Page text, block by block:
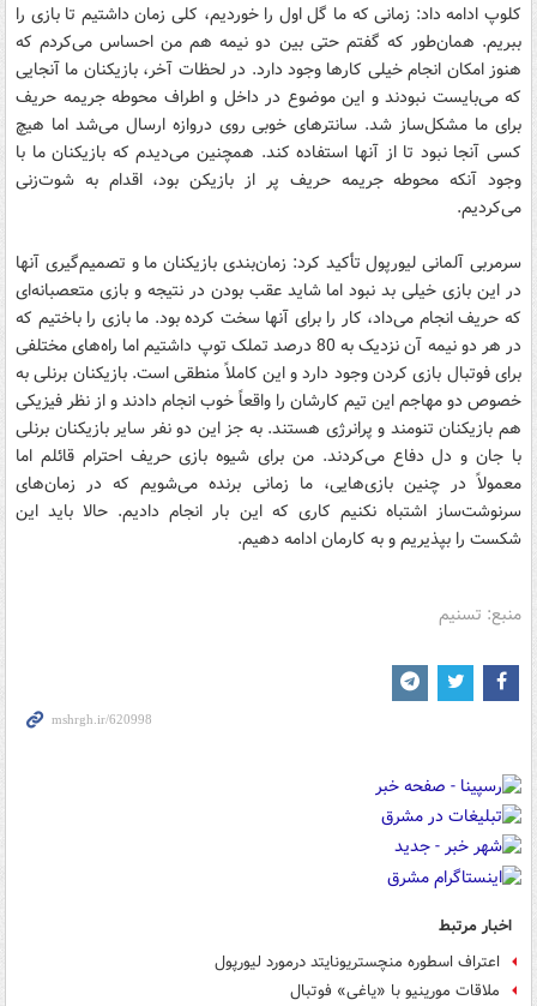
کلوپ ادامه داد: زمانی که ما گل اول را خوردیم، کلی زمان داشتیم تا بازی را
ببریم. همان‌طور که گفتم حتی بین دو نیمه هم من احساس می‌کردم که
هنوز امکان انجام خیلی کارها وجود دارد. در لحظات آخر، بازیکنان ما آنجایی
که می‌بایست نبودند و این موضوع در داخل و اطراف محوطه جریمه حریف
برای ما مشکل‌ساز شد. سانتر‌های خوبی روی دروازه ارسال می‌شد اما هیچ
کسی آنجا نبود تا از آنها استفاده کند. همچنین می‌دیدم که بازیکنان ما با
وجود آنکه محوطه جریمه حریف پر از بازیکن بود، اقدام به شوت‌زنی
می‌کردیم.
سرمربی آلمانی لیورپول تأکید کرد: زمان‌بندی بازیکنان ما و تصمیم‌گیری آنها
در این بازی خیلی بد نبود اما شاید عقب بودن در نتیجه و بازی متعصبانه‌ای
که حریف انجام می‌داد، کار را برای آنها سخت کرده بود. ما بازی را باختیم که
در هر دو نیمه آن نزدیک به 80 درصد تملک توپ داشتیم اما راه‌های مختلفی
برای فوتبال بازی کردن وجود دارد و این کاملاً منطقی است. بازیکنان برنلی به
خصوص دو مهاجم این تیم کارشان را واقعاً خوب انجام دادند و از نظر فیزیکی
هم بازیکنان تنومند و پرانرژی هستند. به جز این دو نفر سایر بازیکنان برنلی
با جان و دل دفاع می‌کردند. من برای شیوه بازی حریف احترام قائلم اما
معمولاً در چنین بازی‌هایی، ما زمانی برنده می‌شویم که در زمان‌های
سرنوشت‌ساز اشتباه نکنیم کاری که این بار انجام دادیم. حالا باید این
شکست را بپذیریم و به کارمان ادامه دهیم.
منبع: تسنیم
اخبار مرتبط
اعتراف اسطوره منچستریونایتد درمورد لیورپول
ملاقات مورینیو با «یاغی» فوتبال